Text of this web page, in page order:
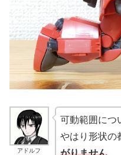
アドルフ
可動範囲につ
やはり形状の
がりません。